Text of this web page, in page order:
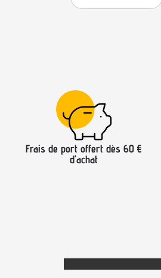
Frais de port offert dès 60 €
d’achat